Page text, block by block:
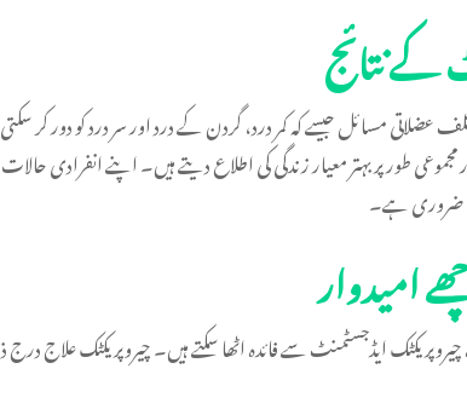
کے نتائج
عضلاتی مسائل جیسے کہ کمر درد، گردن کے درد اور سر درد کو دور کر
طور پر بہتر معیار زندگی کی اطلاع دیتے ہیں۔ اپنے انفرادی
ضروری ہے۔
امیدوار
ایڈجسٹمنٹ سے فائدہ اٹھا سکتے ہیں۔ چیروپریکٹک علاج